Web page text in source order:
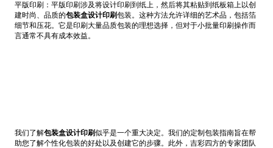
平版印刷：平版印刷涉及将设计印刷到纸上，然后将其粘贴到纸板箱上以创
建时尚、品质的包装盒设计印刷包装。这种方法允许详细的艺术品，包括箔
细节和压花。它是印刷大量品质包装的理想选择，但对于小批量印刷操作而
言通常不具有成本效益。
我们了解包装盒设计印刷似乎是一个重大决定。我们的定制包装指南旨在帮
助您了解个性化包装的好处以及创建它的步骤。此外，吉彩四方的专家团队